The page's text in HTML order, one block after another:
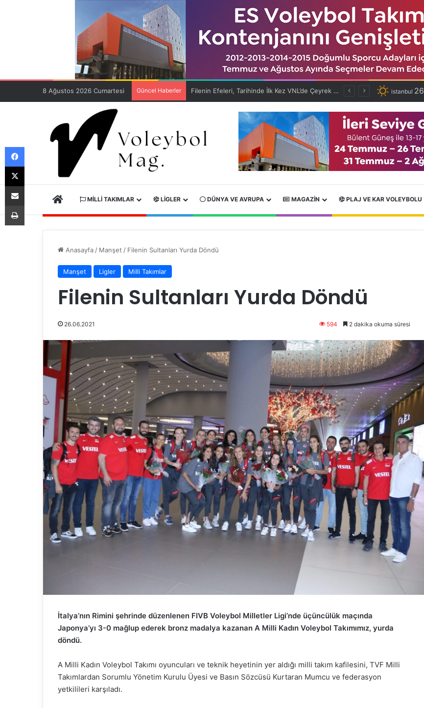
8 Ağustos 2026 Cumartesi Güncel Haberler Bülent Güneş ile İleri Seviye Gelişim Kampı Tamamlandı istanbul 26
ANA SAYFAMILLI TAKIMLAR LIGLER DÜNYA VE AVRUPA MAGAZIN PLAJ VE KAR VOLEYBOLU
Anasayfa / Manşet / Filenin Sultanları Yurda Döndü
Manşet Ligler Milli Takımlar
Filenin Sultanları Yurda Döndü
26.06.2021 594 2 dakika okuma süresi
İtalya’nın Rimini şehrinde düzenlenen FIVB Voleybol Milletler Ligi’nde üçüncülük maçında
Japonya’yı 3-0 mağlup ederek bronz madalya kazanan A Milli Kadın Voleybol Takımımız, yurda
döndü.
A Milli Kadın Voleybol Takımı oyuncuları ve teknik heyetinin yer aldığı milli takım kafilesini, TVF Milli
Takımlardan Sorumlu Yönetim Kurulu Üyesi ve Basın Sözcüsü Kurtaran Mumcu ve federasyon
yetkilileri karşıladı.
E-Posta ile paylaş